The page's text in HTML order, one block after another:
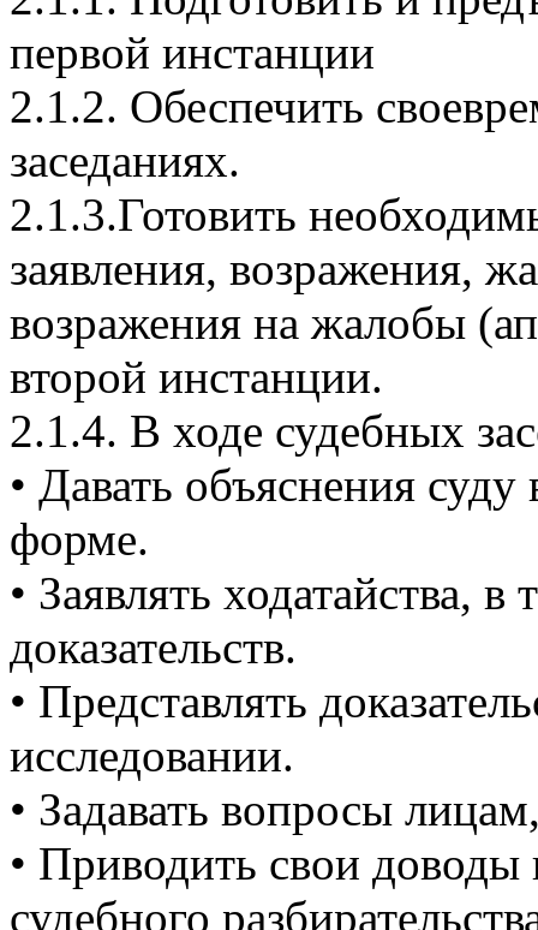
первой инстанции
2.1.2. Обеспечить
заседаниях.
2.1.3.Готовить
заявления, возражения,
возражения на жалобы
второй инстанции.
2.1.4. В ходе судебных
• Давать объяснения
форме.
• Заявлять ходатайства,
доказательств.
• Представлять
исследовании.
• Задавать вопросы
• Приводить свои
судебного